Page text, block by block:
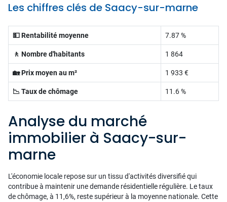
Les chiffres clés de Saacy-sur-marne
💵 Rentabilité moyenne 7.87 %
🚶 Nombre d'habitants 1 864
🏡 Prix moyen au m² 1 933 €
📉 Taux de chômage 11.6 %
Analyse du marché
immobilier à Saacy-sur-
marne
L'économie locale repose sur un tissu d'activités diversifié qui
contribue à maintenir une demande résidentielle régulière. Le taux
de chômage, à 11,6%, reste supérieur à la moyenne nationale. Cette